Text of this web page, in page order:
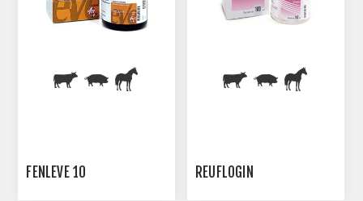
FENLEVE 10 REUFLOGIN